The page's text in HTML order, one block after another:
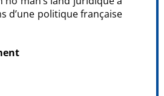
d’une politique française